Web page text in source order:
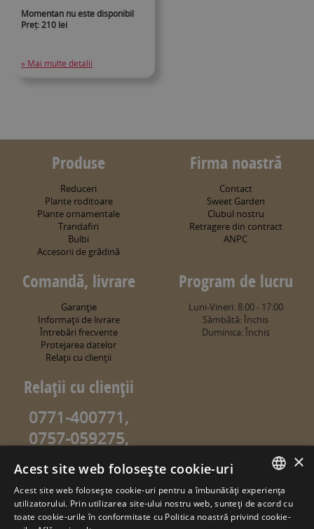
Momentan nu este disponibil
Preț: 210 lei
» Mai multe detalii
Produse
Reduceri
Plante roditoare
Plante ornamentale
Trandafiri
Bulbi
Accesorii de grădină
Firma noastră
Contact
Sweet Garden
Clubul nostru
Retragere din contract
ANPC
Comandă, livrare
Garanţie
Informaţii de livrare
Întrebări frecvente
Protejarea datelor
Relaţii cu clienţii
Program de lucru
Luni-Vineri: 8:00 - 17:00
Sâmbătă: Închis
Duminica: Închis
Relaţii cu clienţii
0771-400771,
0757-059275,
0757-059274
info@sweetgarden.ro
© copyright 2026. sweetgarden.ro
ROMANIAN
HUNGARIAN
×
Acest site web folosește cookie-uri
Acest site web folosește cookie-uri pentru a îmbunătăți experiența
utilizatorului. Prin utilizarea site-ului nostru web, sunteți de acord cu
toate cookie-urile în conformitate cu Politica noastră privind cookie-